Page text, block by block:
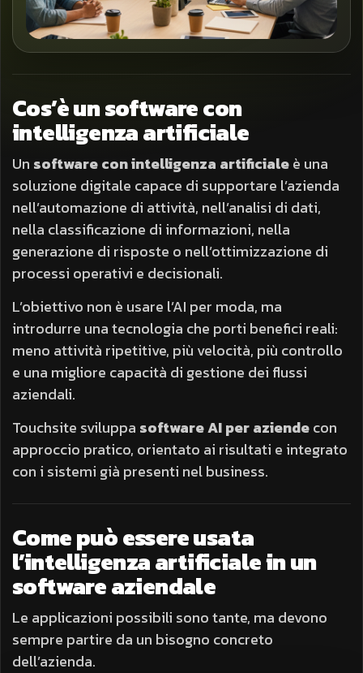
Cos’è un software con
intelligenza artificiale
Un software con intelligenza artificialeè una
soluzione digitale capace di supportare l’azienda
nell’automazione di attività, nell’analisi di dati,
nella classificazione di informazioni, nella
generazione di risposte o nell’ottimizzazione di
processi operativi e decisionali.
L’obiettivo non è usare l’AI per moda, ma
introdurre una tecnologia che porti benefici reali:
meno attività ripetitive, più velocità, più controllo
e una migliore capacità di gestione dei flussi
aziendali.
Touchsite sviluppa software AI per aziendecon
approccio pratico, orientato ai risultati e integrato
con i sistemi già presenti nel business.
Come può essere usata
l’intelligenza artificiale in un
software aziendale
Le applicazioni possibili sono tante, ma devono
sempre partire da un bisogno concreto
dell’azienda.